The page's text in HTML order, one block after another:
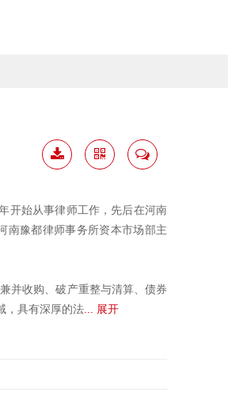
开始从事律师工作，先后在河南
南豫都律师事务所资本市场部主
并收购、破产重整与清算、债券
，具有深厚的法... 展开